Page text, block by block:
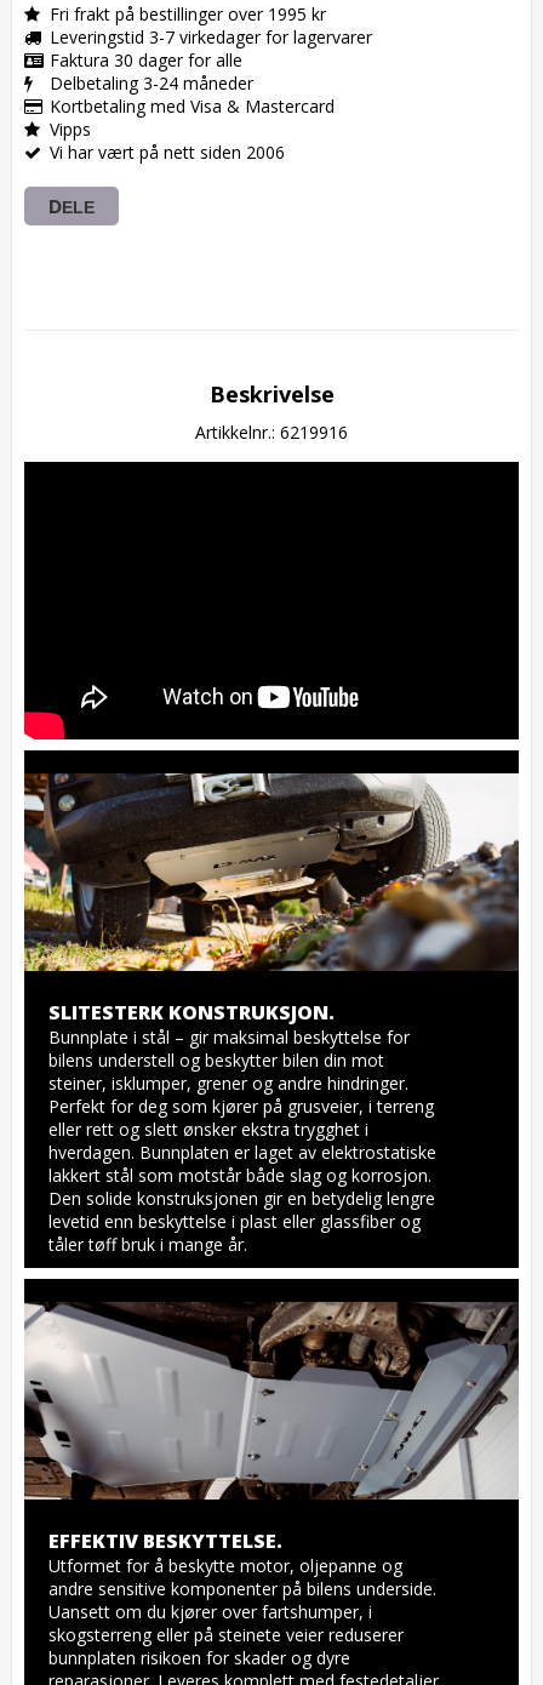
Fri frakt på bestillinger over 1995 kr
Leveringstid 3-7 virkedager for lagervarer
Faktura 30 dager for alle
Delbetaling 3-24 måneder
Kortbetaling med Visa & Mastercard
Vipps
Vi har vært på nett siden 2006
DELE
Beskrivelse
Artikkelnr.: 6219916
SLITESTERK KONSTRUKSJON.
Bunnplate i stål – gir maksimal beskyttelse for
bilens understell og beskytter bilen din mot
steiner, isklumper, grener og andre hindringer.
Perfekt for deg som kjører på grusveier, i terreng
eller rett og slett ønsker ekstra trygghet i
hverdagen. Bunnplaten er laget av elektrostatiske
lakkert stål som motstår både slag og korrosjon.
Den solide konstruksjonen gir en betydelig lengre
levetid enn beskyttelse i plast eller glassfiber og
tåler tøff bruk i mange år.
EFFEKTIV BESKYTTELSE.
Utformet for å beskytte motor, oljepanne og
andre sensitive komponenter på bilens underside.
Uansett om du kjører over fartshumper, i
skogsterreng eller på steinete veier reduserer
bunnplaten risikoen for skader og dyre